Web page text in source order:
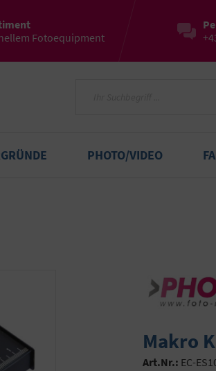
Fotoequipment
PHOTO/VIDEO
Makro
Art.Nr.: EC-